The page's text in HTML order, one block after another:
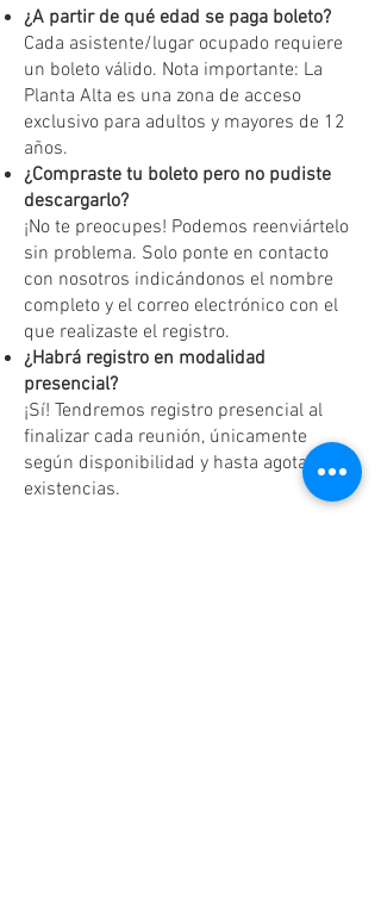
¿A partir de qué edad se paga boleto?
Cada asistente/lugar ocupado requiere
un boleto válido. Nota importante: La
Planta Alta es una zona de acceso
exclusivo para adultos y mayores de 12
años.
¿Compraste tu boleto pero no pudiste
descargarlo?
¡No te preocupes! Podemos reenviártelo
sin problema. Solo ponte en contacto
con nosotros indicándonos el nombre
completo y el correo electrónico con el
que realizaste el registro.
¿Habrá registro en modalidad
presencial?
¡Sí! Tendremos registro presencial al
finalizar cada reunión, únicamente
según disponibilidad y hasta agotar
existencias.